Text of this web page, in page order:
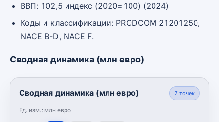
ВВП: 102,5 индекс (2020=100) (2024)
Коды и классификации: PRODCOM 21201250,
NACE B-D, NACE F.
Сводная динамика (млн евро)
Сводная динамика (млн евро)
Ед. изм.: млн евро
7 точек